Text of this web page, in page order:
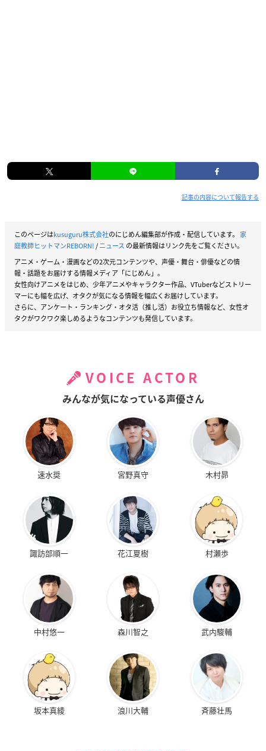
記事の内容について報告する
このページはkusuguru株式会社のにじめん編集部が作成・配信しています。 家
庭教師ヒットマンREBORN!/ニュース の最新情報はリンク先をご覧ください。
アニメ・ゲーム・漫画などの2次元コンテンツや、声優・舞台・俳優などの情
報・話題をお届けする情報メディア「にじめん」。
女性向けアニメをはじめ、少年アニメやキャラクター作品、VTuberなどストリー
マーにも幅を広げ、オタクが気になる情報を幅広くお届けしています。
さらに、アンケート・ランキング・オタ活（推し活）お役立ち情報など、女性オ
タクがワクワク楽しめるようなコンテンツも発信しています。
VOICE ACTOR
みんなが気になっている声優さん
速水奨 宮野真守 木村昴
諏訪部順一 花江夏樹 村瀬歩
中村悠一 森川智之 武内駿輔
坂本真綾 浪川大輔 斉藤壮馬